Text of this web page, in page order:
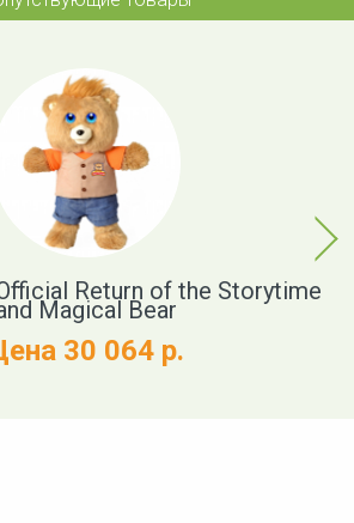
Return of the Storytime
Magical Bear
30 064 р.
Next